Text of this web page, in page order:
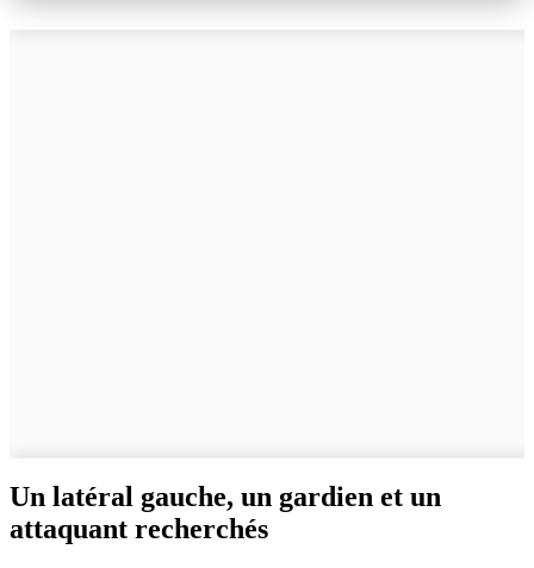
Un latéral gauche, un gardien et un
attaquant recherchés